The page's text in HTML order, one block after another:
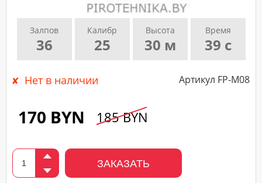
Залпов
36
Калибр
25
Высота
30 м
Время
39 с
Нет в наличии Артикул FP-M08
170 BYN 185 BYN
ЗАКАЗАТЬ